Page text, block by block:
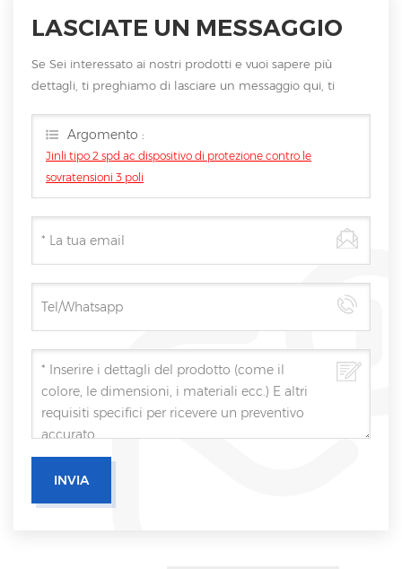
LASCIATE UN MESSAGGIO
Se Sei interessato ai nostri prodotti e vuoi sapere più
dettagli, ti preghiamo di lasciare un messaggio qui, ti
Argomento :
Jinli tipo 2 spd ac dispositivo di protezione contro le
sovratensioni 3 poli